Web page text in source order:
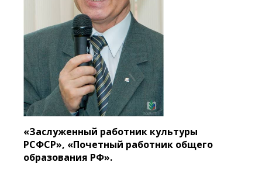
«Заслуженный работник культуры
РСФСР», «Почетный работник общего
образования РФ».